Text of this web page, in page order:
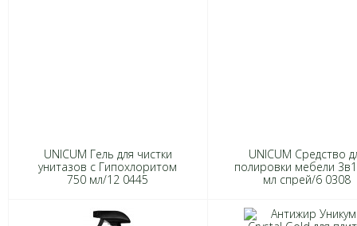
UNICUM Гель для чистки
унитазов с Гипохлоритом
750 мл/12 0445
UNICUM Средство
полировки мебели
мл спрей/6 0308